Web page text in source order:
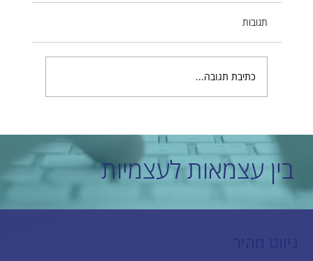
בין עצמאות לעצמיות
הדיגיטלי?
תגובות
כתיבת תגובה...